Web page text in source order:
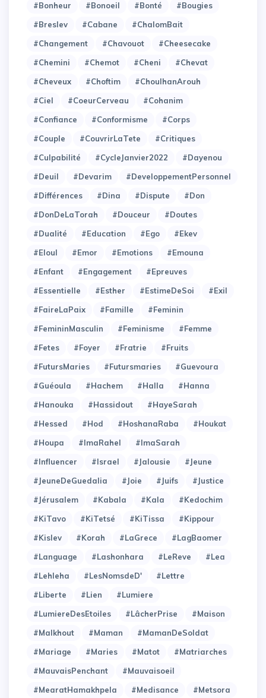
#Bonheur
#Bonoeil #Bonté
#Bougies
#Breslev
#Cabane
#ChalomBait
#Changement
#Chavouot
#Cheesecake
#Chemini
#Chemot #Cheni
#Chevat
#Cheveux
#Choftim
#ChoulhanArouh
#Ciel
#CoeurCerveau
#Cohanim
#Confiance
#Conformisme
#Corps
#Couple
#CouvrirLaTete
#Critiques
#Culpabilité
#CycleJanvier2022
#Dayenou
#Deuil
#Devarim
#DeveloppementPersonnel
#Différences
#Dina #Dispute
#Don
#DonDeLaTorah
#Douceur
#Doutes
#Dualité
#Education #Ego
#Ekev
#Eloul
#Emor #Emotions
#Emouna
#Enfant
#Engagement
#Epreuves
#Essentielle
#Esther #EstimeDeSoi
#Exil
#FaireLaPaix
#Famille
#Feminin
#FemininMasculin
#Feminisme
#Femme
#Fetes
#Foyer #Fratrie
#Fruits
#FutursMaries
#Futursmaries
#Guevoura
#Guéoula
#Hachem #Halla
#Hanna
#Hanouka
#Hassidout
#HayeSarah
#Hessed
#Hod #HoshanaRaba
#Houkat
#Houpa
#ImaRahel
#ImaSarah
#Influencer
#Israel #Jalousie
#Jeune
#JeuneDeGuedalia
#Joie #Juifs
#Justice
#Jérusalem
#Kabala #Kala
#Kedochim
#KiTavo
#KiTetsé #KiTissa
#Kippour
#Kislev
#Korah #LaGrece
#LagBaomer
#Language
#Lashonhara #LeReve
#Lea
#Lehleha
#LesNomsdeD'
#Lettre
#Liberte
#Lien
#Lumiere
#LumiereDesEtoiles
#LâcherPrise
#Maison
#Malkhout
#Maman
#MamanDeSoldat
#Mariage
#Maries #Matot
#Matriarches
#MauvaisPenchant
#Mauvaisoeil
#MearatHamakhpela
#Medisance #Metsora